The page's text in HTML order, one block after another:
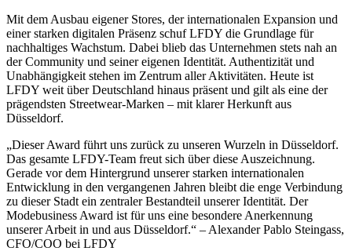
Mit dem Ausbau eigener Stores, der internationalen Expansion und
einer starken digitalen Präsenz schuf LFDY die Grundlage für
nachhaltiges Wachstum. Dabei blieb das Unternehmen stets nah an
der Community und seiner eigenen Identität. Authentizität und
Unabhängigkeit stehen im Zentrum aller Aktivitäten. Heute ist
LFDY weit über Deutschland hinaus präsent und gilt als eine der
prägendsten Streetwear-Marken – mit klarer Herkunft aus
Düsseldorf.
„Dieser Award führt uns zurück zu unseren Wurzeln in Düsseldorf.
Das gesamte LFDY-Team freut sich über diese Auszeichnung.
Gerade vor dem Hintergrund unserer starken internationalen
Entwicklung in den vergangenen Jahren bleibt die enge Verbindung
zu dieser Stadt ein zentraler Bestandteil unserer Identität. Der
Modebusiness Award ist für uns eine besondere Anerkennung
unserer Arbeit in und aus Düsseldorf.“ – Alexander Pablo Steingass,
CFO/COO bei LFDY